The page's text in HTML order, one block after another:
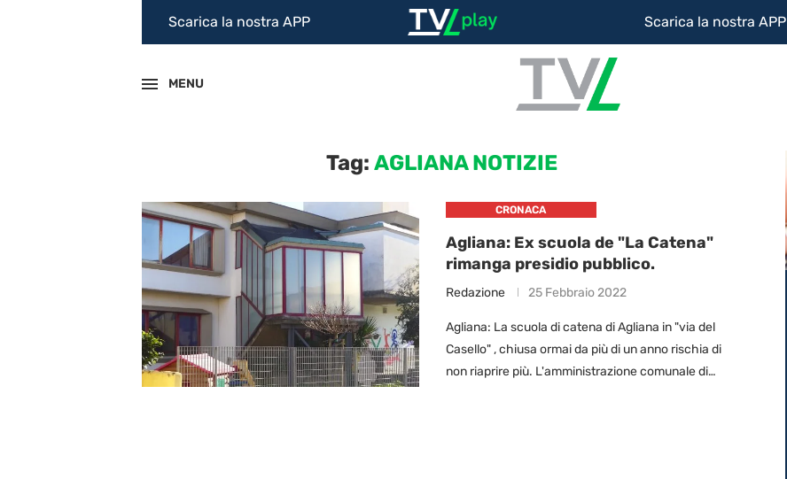
Scarica la nostra APP Scarica la nostra APP
MENU
Tag: AGLIANA NOTIZIE
CRONACA
Agliana: Ex scuola de "La Catena"
rimanga presidio pubblico.
Redazione 25 Febbraio 2022
Agliana: La scuola di catena di Agliana in "via del
Casello" , chiusa ormai da più di un anno rischia di
non riaprire più. L'amministrazione comunale di